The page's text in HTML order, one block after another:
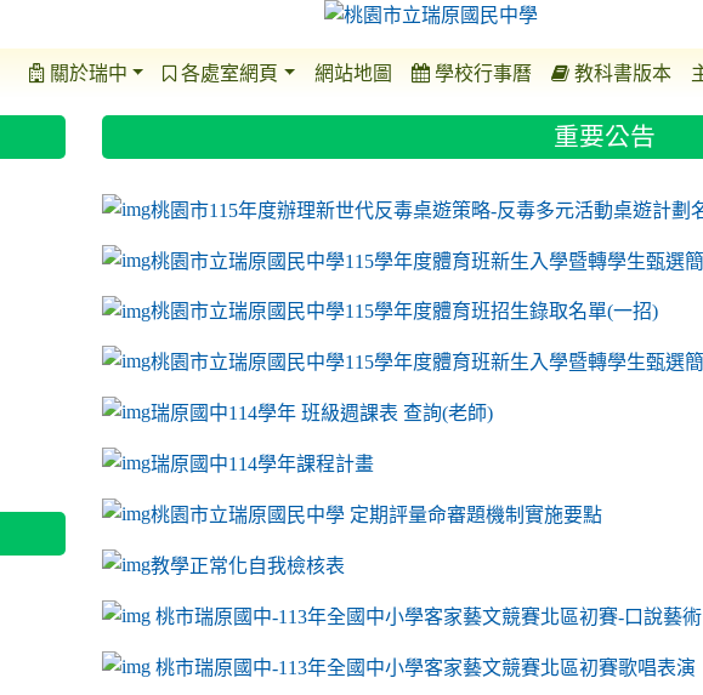
::: 關於瑞中 各處室網頁 網站地圖 學校行事曆 教科書版本
重要公告
link to https://sites.google.com/a/m2.ryjh.tyc.edu.tw/ryjh011/
桃園市115年度辦理新世代反毒桌遊策略-反毒多元活動桌遊計劃
桃園市立瑞原國民中學115學年度體育班新生入學暨轉學生甄選
桃園市立瑞原國民中學115學年度體育班招生錄取名單(一招)
桃園市立瑞原國民中學115學年度體育班新生入學暨轉學生甄選
瑞原國中114學年 班級週課表 查詢(老師)
瑞原國中114學年課程計畫
link to https://sites.google.com/a/m2.ryjh.tyc.edu.tw/ryjh011/
桃園市立瑞原國民中學 定期評量命審題機制實施要點
link to https://sites.google.com/a/m2.ryjh.tyc.edu.tw/ryjh011/
教學正常化自我檢核表
link to mailto:ryjh520@m2.ryjh.tyc.edu.tw
link to mailto:ryjh520@m2.ryjh.tyc.edu.tw
ink to mailto:ryjh520@m2.ryjh.tyc.edu.tw
link to mailto:ryjh520@m2.ryjh.tyc.edu.tw
link to mailto:ryjh520@m2.ryjh.tyc.edu.tw
ink to mailto:ryjh520@m2.ryjh.tyc.edu.tw
ink to mailto:ryjh520@m2.ryjh.tyc.edu.tw
link to https://sites.google.com/a/m2.ryjh.tyc.edu.tw/ryjh011/
ink to mailto:ryjh520@m2.ryjh.tyc.edu.tw
link to https://tyc.entry.edu.tw/NoExamImitate_TL/NoExamImitate/
桃市瑞原國中-113年全國中小學客家藝文競賽北區初賽-口說藝術
link to https://tyc.entry.edu.tw/NoExamImitate_TL/NoExamImitate/
桃市瑞原國中-113年全國中小學客家藝文競賽北區初賽歌唱表演